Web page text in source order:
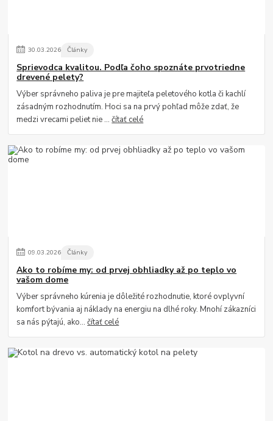
30.03.2026 Články
Sprievodca kvalitou. Podľa čoho spoznáte prvotriedne
drevené pelety?
Výber správneho paliva je pre majiteľa peletového kotla či kachlí
zásadným rozhodnutím. Hoci sa na prvý pohľad môže zdať, že
medzi vrecami peliet nie ...čítať celé
09.03.2026 Články
Ako to robíme my: od prvej obhliadky až po teplo vo
vašom dome
Výber správneho kúrenia je dôležité rozhodnutie, ktoré ovplyvní
komfort bývania aj náklady na energiu na dlhé roky. Mnohí zákazníci
sa nás pýtajú, ako...čítať celé